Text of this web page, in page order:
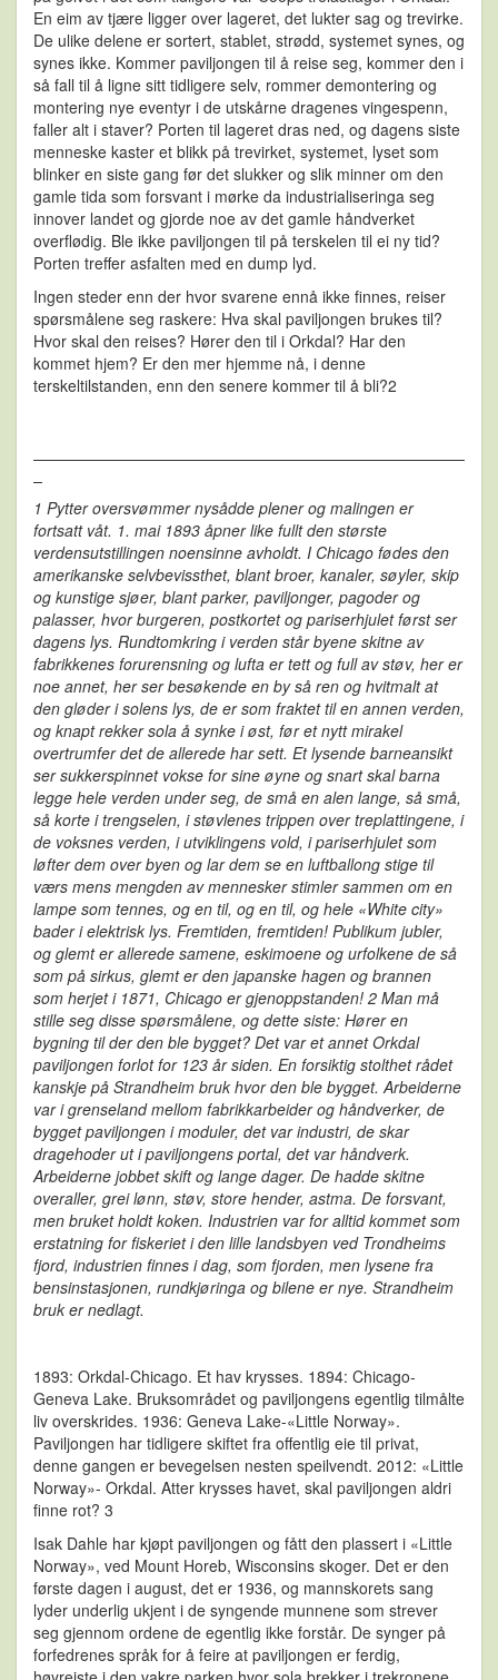
En eim av tjære ligger over lageret, det lukter sag og trevirke.
De ulike delene er sortert, stablet, strødd, systemet synes, og
synes ikke. Kommer paviljongen til å reise seg, kommer den i
så fall til å ligne sitt tidligere selv, rommer demontering og
montering nye eventyr i de utskårne dragenes vingespenn,
faller alt i staver? Porten til lageret dras ned, og dagens siste
menneske kaster et blikk på trevirket, systemet, lyset som
blinker en siste gang før det slukker og slik minner om den
gamle tida som forsvant i mørke da industrialiseringa seg
innover landet og gjorde noe av det gamle håndverket
overflødig. Ble ikke paviljongen til på terskelen til ei ny tid?
Porten treffer asfalten med en dump lyd.
Ingen steder enn der hvor svarene ennå ikke finnes, reiser
spørsmålene seg raskere: Hva skal paviljongen brukes til?
Hvor skal den reises? Hører den til i Orkdal? Har den
kommet hjem? Er den mer hjemme nå, i denne
terskeltilstanden, enn den senere kommer til å bli?2
1 Pytter oversvømmer nysådde plener og malingen er
fortsatt våt. 1. mai 1893 åpner like fullt den største
verdensutstillingen noensinne avholdt. I Chicago fødes den
amerikanske selvbevissthet, blant broer, kanaler, søyler, skip
og kunstige sjøer, blant parker, paviljonger, pagoder og
palasser, hvor burgeren, postkortet og pariserhjulet først ser
dagens lys. Rundtomkring i verden står byene skitne av
fabrikkenes forurensning og lufta er tett og full av støv, her er
noe annet, her ser besøkende en by så ren og hvitmalt at
den gløder i solens lys, de er som fraktet til en annen verden,
og knapt rekker sola å synke i øst, før et nytt mirakel
overtrumfer det de allerede har sett. Et lysende barneansikt
ser sukkerspinnet vokse for sine øyne og snart skal barna
legge hele verden under seg, de små en alen lange, så små,
så korte i trengselen, i støvlenes trippen over treplattingene, i
de voksnes verden, i utviklingens vold, i pariserhjulet som
løfter dem over byen og lar dem se en luftballong stige til
værs mens mengden av mennesker stimler sammen om en
lampe som tennes, og en til, og en til, og hele «White city»
bader i elektrisk lys. Fremtiden, fremtiden! Publikum jubler,
og glemt er allerede samene, eskimoene og urfolkene de så
som på sirkus, glemt er den japanske hagen og brannen
som herjet i 1871, Chicago er gjenoppstanden! 2 Man må
stille seg disse spørsmålene, og dette siste: Hører en
bygning til der den ble bygget? Det var et annet Orkdal
paviljongen forlot for 123 år siden. En forsiktig stolthet rådet
kanskje på Strandheim bruk hvor den ble bygget. Arbeiderne
var i grenseland mellom fabrikkarbeider og håndverker, de
bygget paviljongen i moduler, det var industri, de skar
dragehoder ut i paviljongens portal, det var håndverk.
Arbeiderne jobbet skift og lange dager. De hadde skitne
overaller, grei lønn, støv, store hender, astma. De forsvant,
men bruket holdt koken. Industrien var for alltid kommet som
erstatning for fiskeriet i den lille landsbyen ved Trondheims
fjord, industrien finnes i dag, som fjorden, men lysene fra
bensinstasjonen, rundkjøringa og bilene er nye. Strandheim
bruk er nedlagt.
1893: Orkdal-Chicago. Et hav krysses. 1894: Chicago-
Geneva Lake. Bruksområdet og paviljongens egentlig tilmålte
liv overskrides. 1936: Geneva Lake-«Little Norway».
Paviljongen har tidligere skiftet fra offentlig eie til privat,
denne gangen er bevegelsen nesten speilvendt. 2012: «Little
Norway»- Orkdal. Atter krysses havet, skal paviljongen aldri
finne rot? 3
Isak Dahle har kjøpt paviljongen og fått den plassert i «Little
Norway», ved Mount Horeb, Wisconsins skoger. Det er den
første dagen i august, det er 1936, og mannskorets sang
lyder underlig ukjent i de syngende munnene som strever
seg gjennom ordene de egentlig ikke forstår. De synger på
forfedrenes språk for å feire at paviljongen er ferdig,